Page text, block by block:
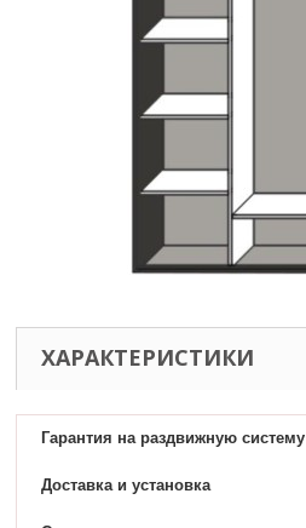
ХАРАКТЕРИСТИКИ
Гарантия на раздвижную систему
Доставка и установка